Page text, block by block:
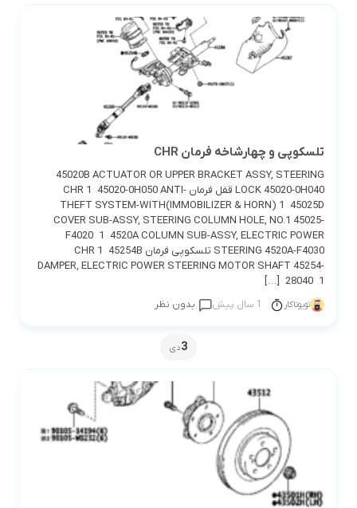
تلسکوپی و چهارشاخه فرمان CHR
45020B ACTUATOR OR UPPER BRACKET ASSY, STEERING
LOCK 45020-0H040 قفل فرمان CHR 1 45020-0H050 ANTI-
THEFT SYSTEM-WITH(IMMOBILIZER & HORN) 1 45025D
COVER SUB-ASSY, STEERING COLUMN HOLE, NO.1 45025-
F4020 1 4520A COLUMN SUB-ASSY, ELECTRIC POWER
STEERING 4520A-F4030 تلسکوپی فرمان CHR 1 45254B
DAMPER, ELECTRIC POWER STEERING MOTOR SHAFT 45254-
28040 1 […]
تویوتاکار 1 سال پیش بدون نظر
3دی